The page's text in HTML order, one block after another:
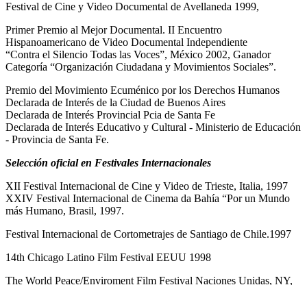
Festival de Cine y Video Documental de Avellaneda 1999,
Primer Premio al Mejor Documental. II Encuentro
Hispanoamericano de Video Documental Independiente
“Contra el Silencio Todas las Voces”, México 2002, Ganador
Categoría “Organización Ciudadana y Movimientos Sociales”.
Premio del Movimiento Ecuménico por los Derechos Humanos
Declarada de Interés de la Ciudad de Buenos Aires
Declarada de Interés Provincial Pcia de Santa Fe
Declarada de Interés Educativo y Cultural - Ministerio de Educación
- Provincia de Santa Fe.
Selección oficial en Festivales Internacionales
XII Festival Internacional de Cine y Video de Trieste, Italia, 1997
XXIV Festival Internacional de Cinema da Bahía “Por un Mundo
más Humano, Brasil, 1997.
Festival Internacional de Cortometrajes de Santiago de Chile.1997
14th Chicago Latino Film Festival EEUU 1998
The World Peace/Enviroment Film Festival Naciones Unidas, NY,